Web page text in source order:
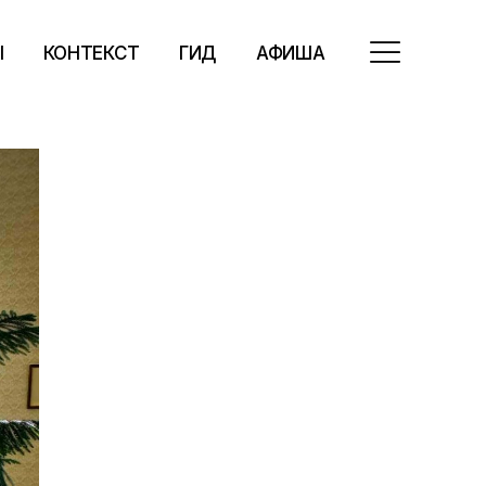
КОНТЕКСТ ГИД АФИША